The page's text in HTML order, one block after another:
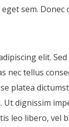
sem.
elit.
nec tellus
platea
dignissim
leo libero, vel